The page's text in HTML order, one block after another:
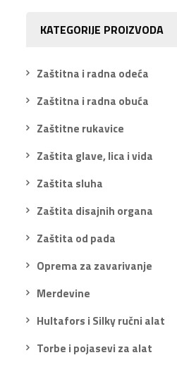
KATEGORIJE PROIZVODA
Zaštitna i radna odeća
Zaštitna i radna obuća
Zaštitne rukavice
Zaštita glave, lica i vida
Zaštita sluha
Zaštita disajnih organa
Zaštita od pada
Oprema za zavarivanje
Merdevine
Hultafors i Silky ručni alat
Torbe i pojasevi za alat